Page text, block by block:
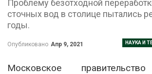
Проблему безотходной
сточных вод в столице пытались
годы.
НАУКА И
Опубликовано Апр 9, 2021
Московское